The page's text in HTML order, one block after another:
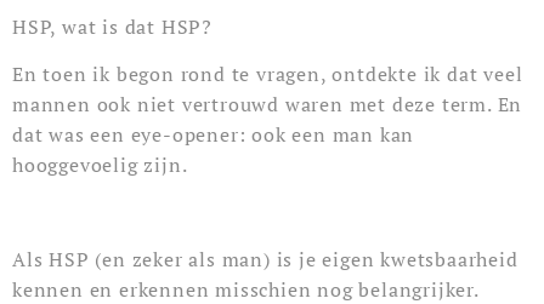
HSP, wat is dat HSP?
En toen ik begon rond te vragen, ontdekte ik dat veel
mannen ook niet vertrouwd waren met deze term. En
dat was een eye-opener: ook een man kan
hooggevoelig zijn.
Als HSP (en zeker als man) is je eigen kwetsbaarheid
kennen en erkennen misschien nog belangrijker.